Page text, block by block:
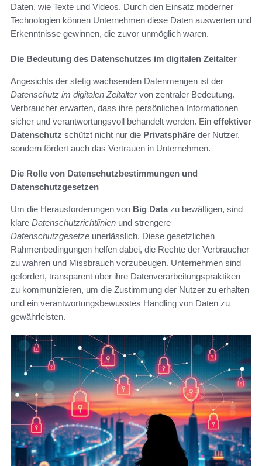
Daten, wie Texte und Videos. Durch den Einsatz moderner
Technologien können Unternehmen diese Daten auswerten und
Erkenntnisse gewinnen, die zuvor unmöglich waren.
Die Bedeutung des Datenschutzes im digitalen Zeitalter
Angesichts der stetig wachsenden Datenmengen ist der
Datenschutz im digitalen Zeitaltervon zentraler Bedeutung.
Verbraucher erwarten, dass ihre persönlichen Informationen
sicher und verantwortungsvoll behandelt werden. Ein effektiver
Datenschutz schützt nicht nur die Privatsphäre der Nutzer,
sondern fördert auch das Vertrauen in Unternehmen.
Die Rolle von Datenschutzbestimmungen und
Datenschutzgesetzen
Um die Herausforderungen von Big Datazu bewältigen, sind
klare Datenschutzrichtlinien und strengere
Datenschutzgesetze unerlässlich. Diese gesetzlichen
Rahmenbedingungen helfen dabei, die Rechte der Verbraucher
zu wahren und Missbrauch vorzubeugen. Unternehmen sind
gefordert, transparent über ihre Datenverarbeitungspraktiken
zu kommunizieren, um die Zustimmung der Nutzer zu erhalten
und ein verantwortungsbewusstes Handling von Daten zu
gewährleisten.